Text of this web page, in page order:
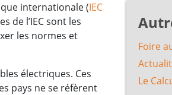
internationale (IEC
de l’IEC sont les
les normes et
électriques. Ces
pays ne se réfèrent
Foire
Le